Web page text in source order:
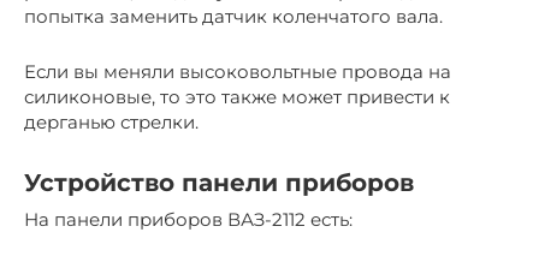
попытка заменить датчик коленчатого вала.
Если вы меняли высоковольтные провода на
силиконовые, то это также может привести к
дерганью стрелки.
Устройство панели приборов
На панели приборов ВАЗ-2112 есть: